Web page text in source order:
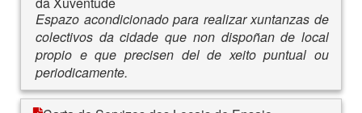
Espazo acondicionado para realizar xuntanzas de
colectivos da cidade que non dispoñan de local
propio e que precisen del de xeito puntual ou
periodicamente.